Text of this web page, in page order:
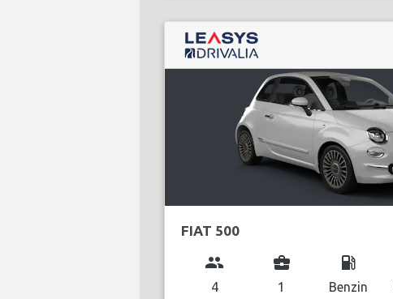
FIAT 500
group
4
business_center
1
local_gas_station
Benzin